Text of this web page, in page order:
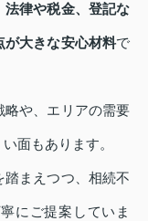
法律や税金、登記な
が大きな安心材料で
略や、エリアの需要
面もあります。
まえつつ、相続不
にご提案していま